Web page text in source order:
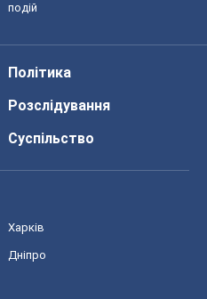
подій
Політика
Розслідування
Суспільство
Харків
Дніпро